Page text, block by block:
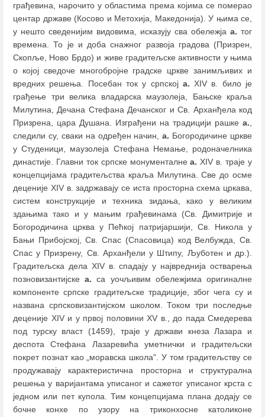
грађевина, нарочито у областима према којима се померао
центар државе (Косово и Метохија, Македонија). У њима се,
у нешто сведенијим видовима, исказују сва обележја а. тог
времена. То је и доба снажног развоја градова (Призрен,
Скопље, Ново Брдо) и живе градитељске активности у њима
о којој сведоче многобројне градске цркве занимљивих и
вредних решења. Посебан ток у српској а. XIV в. било је
грађење три велика владарска маузолеја, Бањске краља
Милутина, Дечана Стефана Дечанског и Св. Арханђела код
Призрена, цара Душана. Изграђени на традицији рашке а.,
следили су, сваки на одређен начин,а. Богородичине цркве
у Студеници, маузолеја Стефана Немање, родоначелника
династије. Главни ток српске монументалнеа. XIV в. траје у
концепцијама градитељства краља Милутина. Све до осме
деценије XIV в. задржавају се иста просторна схема цркава,
систем конструкције и техника зидања, како у великим
здањима тако и у мањим грађевинама (Св. Димитрије и
Богородичина црква у Пећкој патријаршији, Св. Никола у
Бањи Прибојској, Св. Спас (Спасовица) код Велбужда, Св.
Спас у Призрену, Св. Арханђели у Штипу, Љуботен и др.).
Градитељска дела XIV в. спадају у највреднија остварења
позновизантијскеа. са уочљивим обележјима оригиналне
компоненте српске градитељске традиције, због чега су и
названа српсковизантијском школом. Током три последње
деценије XIV и у првој половини XV в., до пада Смедерева
под турску власт (1459), траје у држави кнеза Лазара и
деспота Стефана Лазаревића уметнички и градитељски
покрет познат као „моравска школа". У том градитељству се
продужавају карактеристична просторна и структурална
решења у варијантама уписаног и сажетог уписаног крста с
једном или пет купола. Тим концепцијама плана додају се
бочне конхе по узору на триконхосне католиконе